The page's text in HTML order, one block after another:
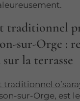
traditionnel
sur-Orge :
la terrasse
traditionnel
sur-Orge, est